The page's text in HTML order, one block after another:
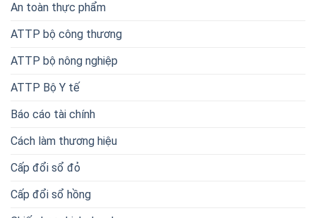
An toàn thực phẩm
ATTP bộ công thương
ATTP bộ nông nghiệp
ATTP Bộ Y tế
Báo cáo tài chính
Cách làm thương hiệu
Cấp đổi sổ đỏ
Cấp đổi sổ hồng